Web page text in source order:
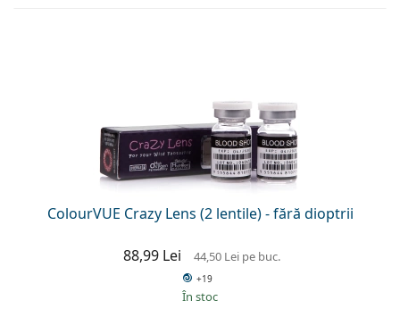
ColourVUE Crazy Lens (2 lentile) - fără dioptrii
88,99 Lei 44,50 Lei pe buc.
+19
În stoc